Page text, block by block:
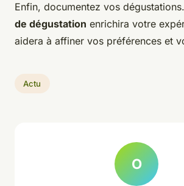
Enfin, documentez vos
de dégustation enrichira votre
aidera à affiner vos préférences et
Actu
O